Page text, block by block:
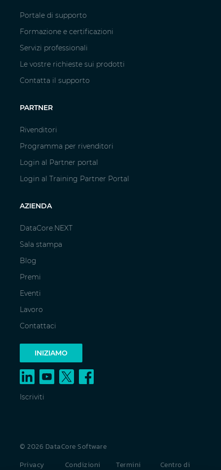
Portale di supporto
Formazione e certificazioni
Servizi professionali
Le vostre richieste sui prodotti
Contatta il supporto
PARTNER
Rivenditori
Programma per rivenditori
Login al Partner portal
Login al Training Partner Portal
AZIENDA
DataCore.NEXT
Sala stampa
Blog
Premi
Eventi
Lavoro
Contattaci
INIZIAMO
Iscriviti
© 2026 DataCore Software
Privacy
Condizioni Termini Centro di